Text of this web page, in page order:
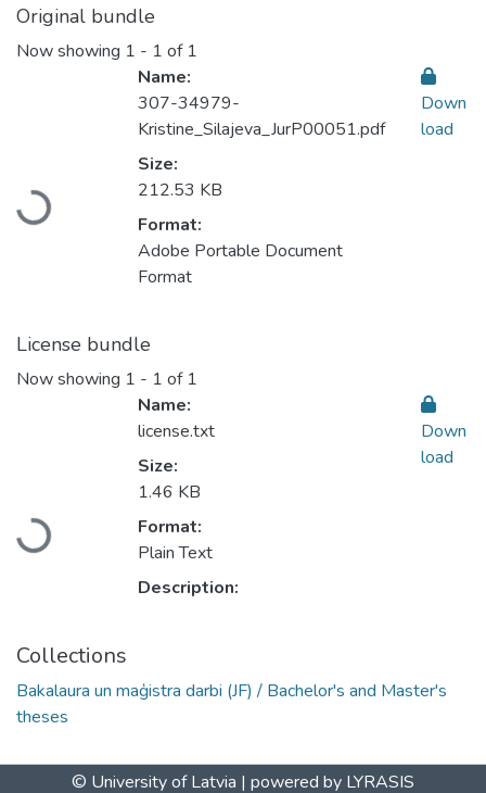
Original bundle
Now showing 1 - 1 of 1
Loading...
Name:
307-34979-
Kristine_Silajeva_JurP00051.pdf
Size:
212.53 KB
Format:
Adobe Portable Document
Format
Down
load
License bundle
Now showing 1 - 1 of 1
Loading...
Name:
license.txt
Size:
1.46 KB
Format:
Plain Text
Description:
Down
load
Collections
Bakalaura un maģistra darbi (JF) / Bachelor's and Master's
theses
© University of Latvia | powered by LYRASIS